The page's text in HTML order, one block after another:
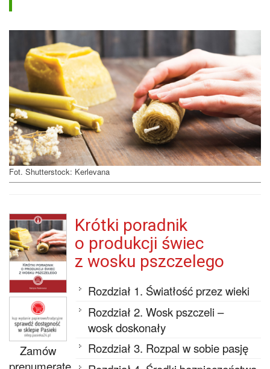
Fot. Shutterstock: Kerlevana
Zamów
Krótki poradnik
o produkcji świec
z wosku pszczelego
Rozdział 1. Światłość przez wieki
Rozdział 2. Wosk pszczeli –
wosk doskonały
Rozdział 3. Rozpal w sobie pasję